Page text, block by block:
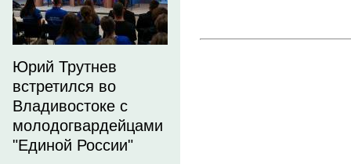
Юрий Трутнев
встретился во
Владивостоке с
молодогвардейцами
"Единой России"